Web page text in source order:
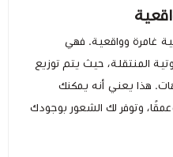
غامرة وواقعية. فهي
المنتقلة، حيث يتم توزيع
هذا يعني أنه يمكنك
وتوفر لك الشعور بوجودك